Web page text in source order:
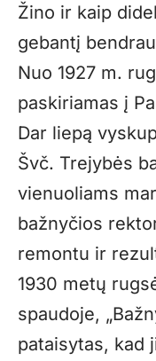
Žino ir kaip
gebantį
Nuo 1927 m.
paskiriamas į
Dar liepą
Švč. Trejybės
vienuoliams
bažnyčios
remontu ir
1930 metų
spaudoje,
pataisytas, kad